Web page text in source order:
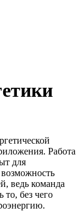
Работа
для
ведь команда
без чего